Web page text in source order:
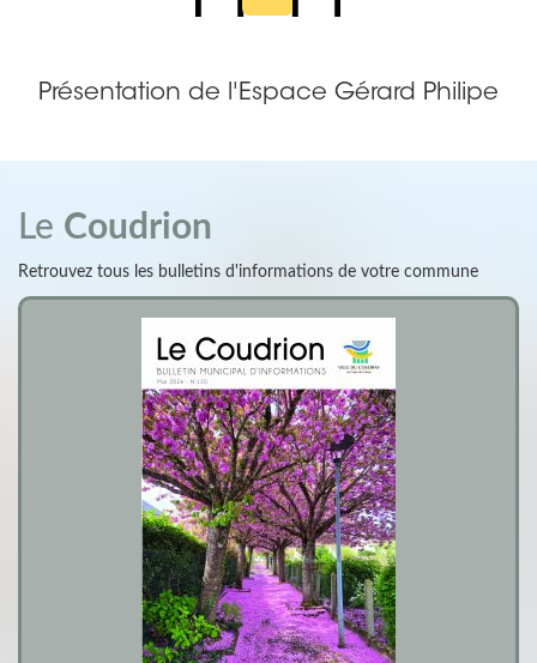
Présentation de l'Espace Gérard Philipe
Le Coudrion
Retrouvez tous les bulletins d'informations de votre commune